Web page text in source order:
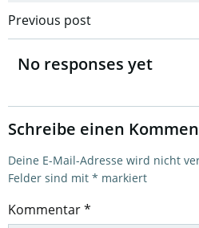
Post
navigation
Previous post
No responses yet
Schreibe einen
Deine E-Mail-Adresse wird nicht
Felder sind mit * markiert
Kommentar*